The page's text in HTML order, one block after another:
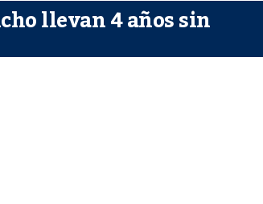
llevan 4 años sin